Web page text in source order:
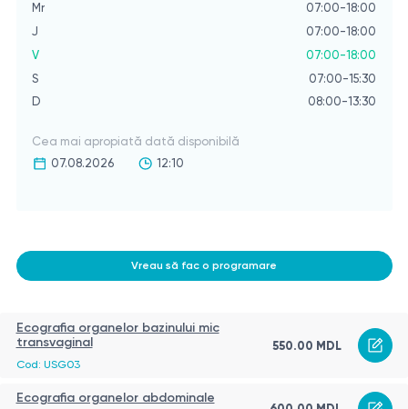
Mr
07:00-18:00
J
07:00-18:00
V
07:00-18:00
S
07:00-15:30
D
08:00-13:30
Cea mai apropiată dată disponibilă
07.08.2026
12:10
Vreau să fac o programare
Ecografia organelor bazinului mic
transvaginal
Cod: USG03
550.00 MDL
Ecografia organelor abdominale